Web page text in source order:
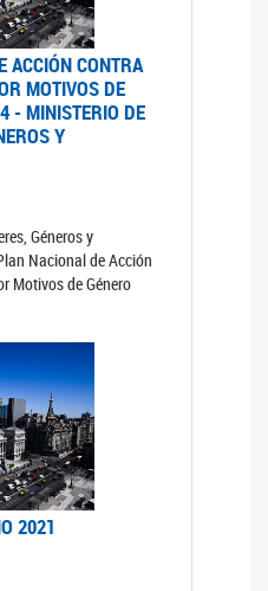
ACCIÓN CONTRA
MOTIVOS DE
- MINISTERIO DE
Y
Géneros y
Nacional de Acción
Motivos de Género
2021